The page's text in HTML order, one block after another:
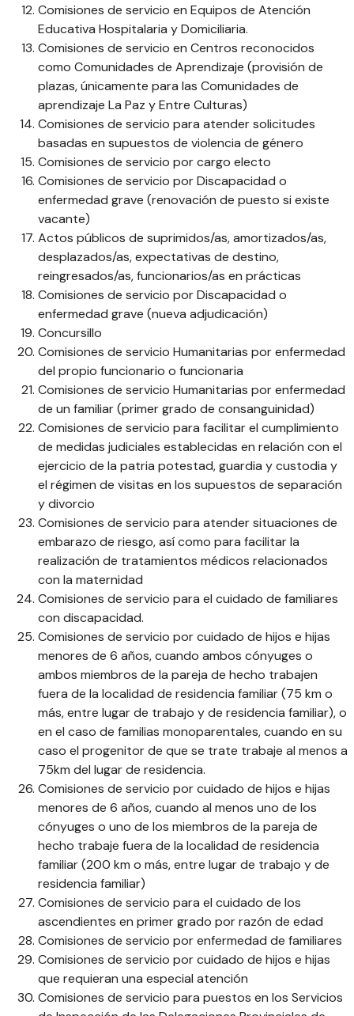
Comisiones de servicio en Equipos de Atención
Educativa Hospitalaria y Domiciliaria.
Comisiones de servicio en Centros reconocidos
como Comunidades de Aprendizaje (provisión de
plazas, únicamente para las Comunidades de
aprendizaje La Paz y Entre Culturas)
Comisiones de servicio para atender solicitudes
basadas en supuestos de violencia de género
Comisiones de servicio por cargo electo
Comisiones de servicio por Discapacidad o
enfermedad grave (renovación de puesto si existe
vacante)
Actos públicos de suprimidos/as, amortizados/as,
desplazados/as, expectativas de destino,
reingresados/as, funcionarios/as en prácticas
Comisiones de servicio por Discapacidad o
enfermedad grave (nueva adjudicación)
Concursillo
Comisiones de servicio Humanitarias por enfermedad
del propio funcionario o funcionaria
Comisiones de servicio Humanitarias por enfermedad
de un familiar (primer grado de consanguinidad)
Comisiones de servicio para facilitar el cumplimiento
de medidas judiciales establecidas en relación con el
ejercicio de la patria potestad, guardia y custodia y
el régimen de visitas en los supuestos de separación
y divorcio
Comisiones de servicio para atender situaciones de
embarazo de riesgo, así como para facilitar la
realización de tratamientos médicos relacionados
con la maternidad
Comisiones de servicio para el cuidado de familiares
con discapacidad.
Comisiones de servicio por cuidado de hijos e hijas
menores de 6 años, cuando ambos cónyuges o
ambos miembros de la pareja de hecho trabajen
fuera de la localidad de residencia familiar (75 km o
más, entre lugar de trabajo y de residencia familiar), o
en el caso de familias monoparentales, cuando en su
caso el progenitor de que se trate trabaje al menos a
75km del lugar de residencia.
Comisiones de servicio por cuidado de hijos e hijas
menores de 6 años, cuando al menos uno de los
cónyuges o uno de los miembros de la pareja de
hecho trabaje fuera de la localidad de residencia
familiar (200 km o más, entre lugar de trabajo y de
residencia familiar)
Comisiones de servicio para el cuidado de los
ascendientes en primer grado por razón de edad
Comisiones de servicio por enfermedad de familiares
Comisiones de servicio por cuidado de hijos e hijas
que requieran una especial atención
Comisiones de servicio para puestos en los Servicios